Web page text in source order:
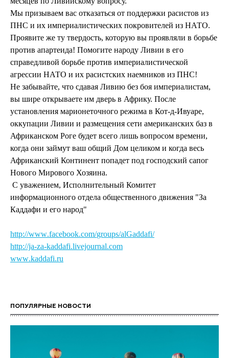
Мы призываем вас отказаться от поддержки расистов из
ПНС и их империалистических покровителей из НАТО.
Проявите же ту твердость, которую вы проявляли в борьбе
против апартеида! Помогите народу Ливии в его
справедливой борьбе против империалистической
агрессии НАТО и их расистских наемников из ПНС!
Не забывайте, что сдавая Ливию без боя империалистам,
вы шире открываете им дверь в Африку. После
установления марионеточного режима в Кот-д-Ивуаре,
оккупации Ливии и размещения сети американских баз в
Африканском Роге будет всего лишь вопросом времени,
когда они займут ваш общий Дом целиком и когда весь
Африканский Континент попадет под господский сапог
Нового Мирового Хозяина.
С уважением, Исполнительный Комитет
информационного отдела общественного движения "За
Каддафи и его народ"
http://www.facebook.com/groups/alGaddafi/
http://ja-za-kaddafi.livejournal.com
www.kaddafi.ru
ПОПУЛЯРНЫЕ НОВОСТИ